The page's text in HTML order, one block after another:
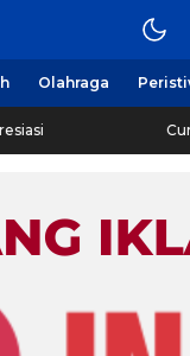
Olahraga
Curi Motor! Dua